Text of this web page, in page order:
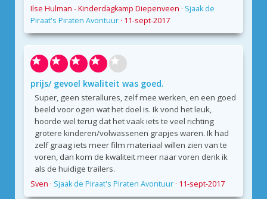
Ilse Hulman - Kinderdagkamp Diepenveen · Sjaak de
Piraat's Piraten Avontuur · 11-sept-2017
prijs/ gevoel kwaliteit was goed.
Super, geen sterallures, zelf mee werken, en een goed
beeld voor ogen wat het doel is. Ik vond het leuk,
hoorde wel terug dat het vaak iets te veel richting
grotere kinderen/volwassenen grapjes waren. Ik had
zelf graag iets meer film materiaal willen zien van te
voren, dan kom de kwaliteit meer naar voren denk ik
als de huidige trailers.
Sven · Sjaak de Piraat's Piraten Avontuur · 11-sept-2017